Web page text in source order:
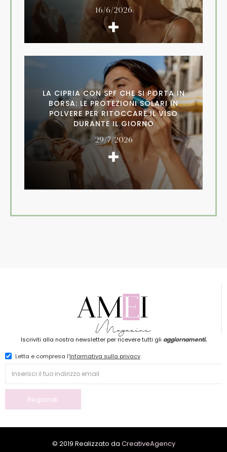
16/6/2026
LA CIPRIA CON SPF CHE SI PORTA IN
BORSA: LE PROTEZIONI SOLARI IN
POLVERE PER RITOCCARE IL VISO
DURANTE IL GIORNO
29/7/2026
Iscriviti alla nostra newsletter per ricevere tutti gli aggiornamenti.
Letta e compresa l’Informativa sulla privacy
© 2019 Realizzato da CreativeAgency